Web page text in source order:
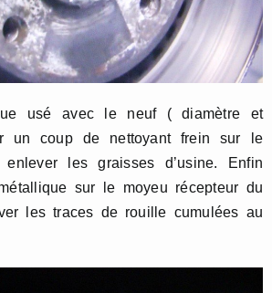
usé avec le neuf ( diamètre et
un coup de nettoyant frein sur le
les graisses d’usine. Enfin
sur le moyeu récepteur du
les traces de rouille cumulées au